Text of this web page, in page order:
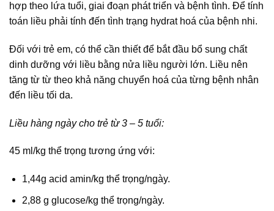
hợp theo lứa tuổi, giai đoạn phát triển và bệnh tình. Để tính
toán liều phải tính đến tình trạng hydrat hoá của bệnh nhi.
Đối với trẻ em, có thể cần thiết để bắt đầu bổ sung chất
dinh dưỡng với liều bằng nửa liều người lớn. Liều nên
tăng từ từ theo khả năng chuyển hoá của từng bệnh nhân
đến liều tối da.
Liều hàng ngày cho trẻ từ 3 – 5 tuổi:
45 ml/kg thể trọng tương ứng với:
1,44g acid amin/kg thể trọng/ngày.
2,88 g glucose/kg thể trọng/ngày.